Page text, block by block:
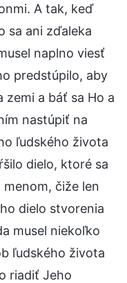
A tak, keď
sa ani zďaleka
naplno viesť
predstúpilo, aby
zemi a báť sa Ho a
nastúpiť na
ľudského života
dielo, ktoré sa
čiže len
dielo stvorenia
musel niekoľko
ľudského života
riadiť Jeho